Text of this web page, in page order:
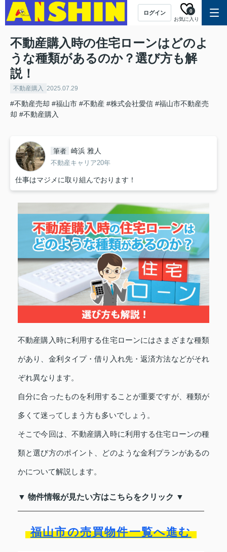
ログイン
お気に入り
0
不動産購入時の住宅ローンはどのよ
うな種類があるのか？選び方も解
説！
不動産購入 2025.07.29
#不動産売却 #福山市 #不動産 #株式会社愛信 #福山市不動産売
却 #不動産購入
筆者 崎浜 雅人
不動産キャリア20年
仕事はマジメに取り組んでおります！
不動産購入時に利用する住宅ローンにはさまざまな種類
があり、金利タイプ・借り入れ先・返済方法などがそれ
ぞれ異なります。
自分に合ったものを利用することが重要ですが、種類が
多くて迷ってしまう方も多いでしょう。
そこで今回は、不動産購入時に利用する住宅ローンの種
類と選び方のポイント、どのような金利プランがあるの
かについて解説します。
▼ 物件情報が見たい方はこちらをクリック ▼
福山市の売買物件一覧へ進む